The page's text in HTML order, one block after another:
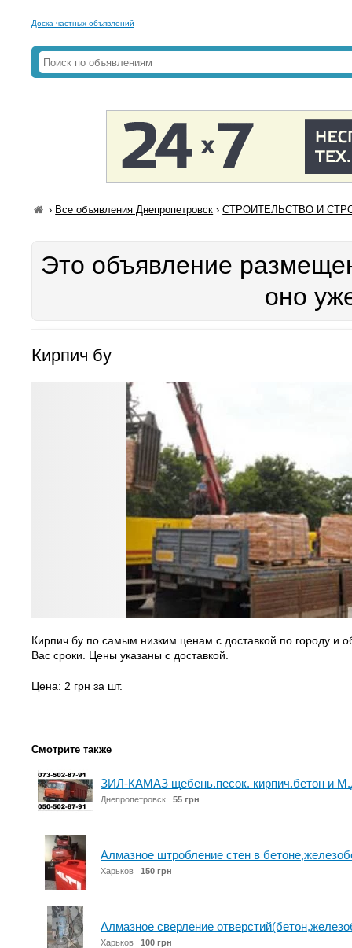
Доска частных объявлений
› Все объявления Днепропетровск ›СТРОИТЕЛЬСТВО И
Это объявление
оно
Кирпич бу
Кирпич бу по самым низким ценам с доставкой по городу и
Вас сроки. Цены указаны с доставкой.
Цена: 2 грн за шт.
Смотрите также
ЗИЛ-КАМАЗ щебень.песок. кирпич.бетон и
Днепропетровск 55 грн
Алмазное штробление стен в
Харьков 150 грн
Алмазное сверление
Харьков 100 грн